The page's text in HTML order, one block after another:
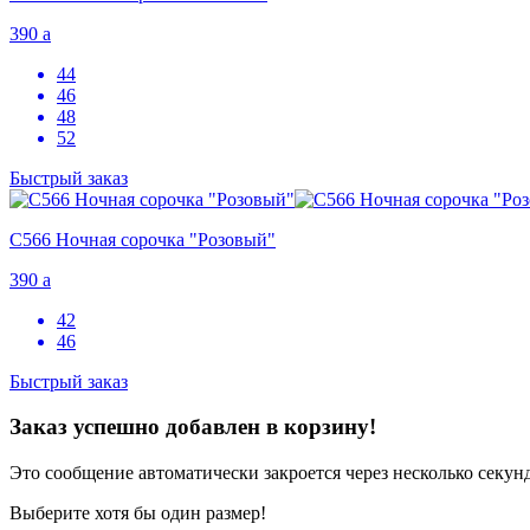
390 a
44
46
48
52
Быстрый заказ
С566 Ночная сорочка "Розовый"
390 a
42
46
Быстрый заказ
Заказ успешно добавлен в корзину!
Это сообщение автоматически закроется через несколько
Выберите хотя бы один размер!